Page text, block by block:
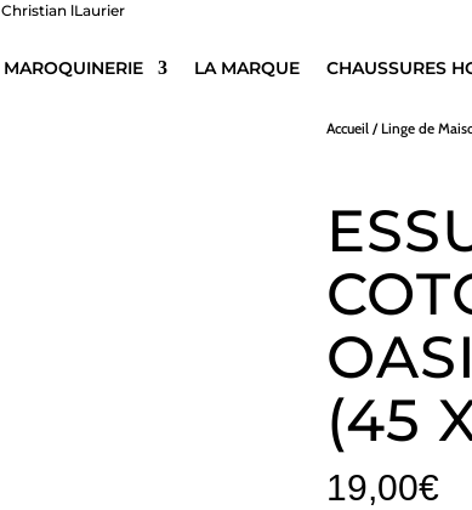
MAROQUINERIE LA MARQUE CHAUSSURES
Accueil / Linge de
(45
19,00€